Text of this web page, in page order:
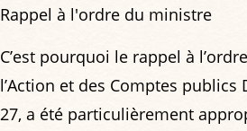
Rappel à l'ordre du ministre
C’est pourquoi le rappel à
l’Action et des Comptes publics
27, a été particulièrement